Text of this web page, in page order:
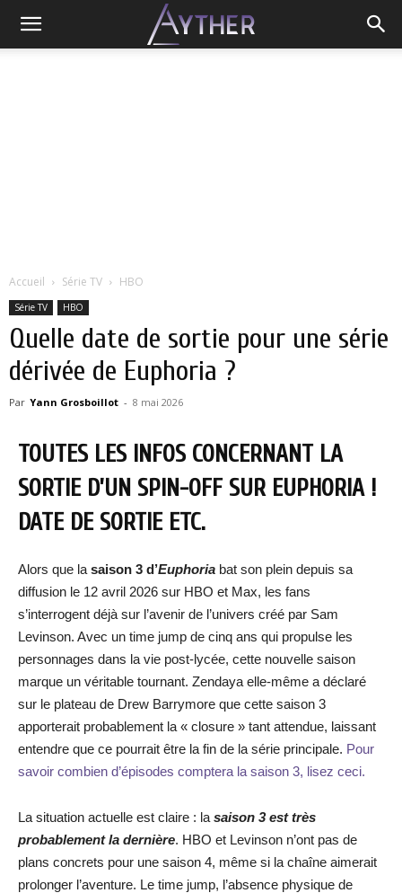
Accueil Série TV HBO
Série TV HBO
Quelle date de sortie pour une série
dérivée de Euphoria ?
Par Yann Grosboillot - 8 mai 2026
TOUTES LES INFOS CONCERNANT LA
SORTIE D’UN SPIN-OFF SUR EUPHORIA !
DATE DE SORTIE ETC.
Alors que la saison 3 d’Euphoria bat son plein depuis sa
diffusion le 12 avril 2026 sur HBO et Max, les fans
s’interrogent déjà sur l’avenir de l’univers créé par Sam
Levinson. Avec un time jump de cinq ans qui propulse les
personnages dans la vie post-lycée, cette nouvelle saison
marque un véritable tournant. Zendaya elle-même a déclaré
sur le plateau de Drew Barrymore que cette saison 3
apporterait probablement la « closure » tant attendue, laissant
entendre que ce pourrait être la fin de la série principale. Pour
savoir combien d’épisodes comptera la saison 3, lisez ceci.
La situation actuelle est claire : la saison 3 est très
probablement la dernière. HBO et Levinson n’ont pas de
plans concrets pour une saison 4, même si la chaîne aimerait
prolonger l’aventure. Le time jump, l’absence physique de